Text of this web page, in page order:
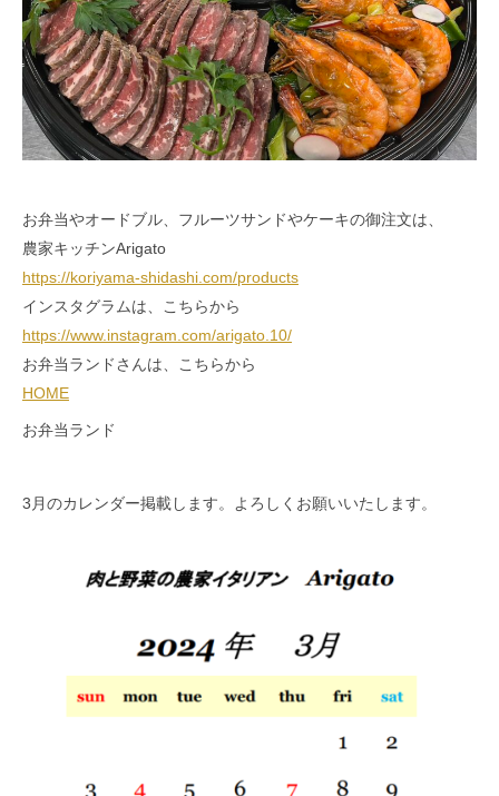
お弁当やオードブル、フルーツサンドやケーキの御注文は、
農家キッチンArigato
https://koriyama-shidashi.com/products
インスタグラムは、こちらから
https://www.instagram.com/arigato.10/
お弁当ランドさんは、こちらから
HOME
お弁当ランド
3月のカレンダー掲載します。よろしくお願いいたします。